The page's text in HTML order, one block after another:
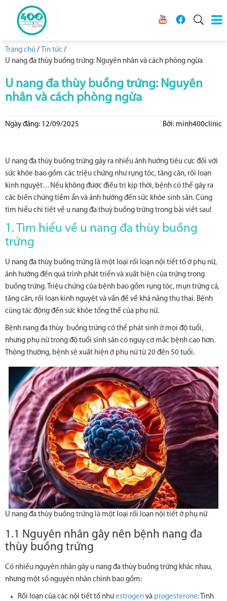
Trang chủ / Tin tức /
U nang đa thùy buồng trứng: Nguyên nhân và cách phòng ngừa
U nang đa thùy buồng trứng: Nguyên
nhân và cách phòng ngừa
Ngày đăng: 12/09/2025 Bởi: minh400clinic
U nang đa thùy buồng trứng gây ra nhiều ảnh hưởng tiêu cực đối với
sức khỏe bao gồm các triệu chứng như rụng tóc, tăng cân, rối loạn
kinh nguyệt…Nếu không được điều trị kịp thời, bệnh có thể gây ra
các biến chứng tiềm ẩn và ảnh hướng đến sức khỏe sinh sản. Cùng
tìm hiểu chi tiết về u nang đa thuỳ buồng trứng trong bài viết sau!
1. Tìm hiểu về u nang đa thùy buồng
trứng
U nang đa thùy buồng trứng là một loại rối loạn nội tiết tố ở phụ nữ,
ảnh hưởng đến quá trình phát triển và xuất hiện của trứng trong
buồng trứng. Triệu chứng của bệnh bao gồm rụng tóc, mụn trứng cá,
tăng cân, rối loạn kinh nguyệt và vấn đề về khả năng thụ thai. Bệnh
cũng tác động đến sức khỏe tổng thể của phụ nữ.
Bệnh nang đa thùy buồng trứng có thể phát sinh ở mọi độ tuổi,
nhưng phụ nữ trong độ tuổi sinh sản có nguy cơ mắc bệnh cao hơn.
Thông thường, bệnh sẽ xuất hiện ở phụ nữ từ 20 đến 50 tuổi.
U nang đa thùy buồng trứng là một loại rối loạn nội tiết ở phụ nữ
1.1 Nguyên nhân gây nên bệnh nang đa
thùy buồng trứng
Có nhiều nguyên nhân gây u nang đa thùy buồng trứng khác nhau,
nhưng một số nguyên nhân chính bao gồm:
Rối loạn của các nội tiết tố nhưestrogen và progesterone: Tình